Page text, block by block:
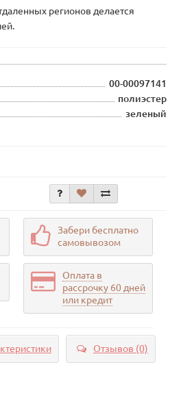
регионов делается
00-00097141
полиэстер
зеленый
Забери бесплатно
самовывозом
Оплата в
рассрочку 60 дней
или кредит
Отзывов (0)